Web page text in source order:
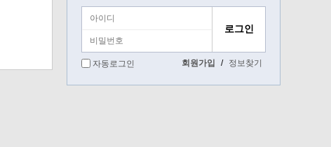
자동로그인 회원가입 / 정보찾기